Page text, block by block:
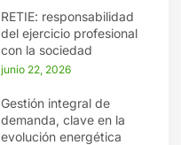
RETIE: responsabilidad
del ejercicio profesional
con la sociedad
junio 22, 2026
Gestión integral de
demanda, clave en la
evolución energética